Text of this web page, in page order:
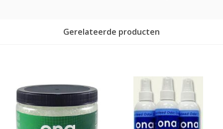
Gerelateerde producten